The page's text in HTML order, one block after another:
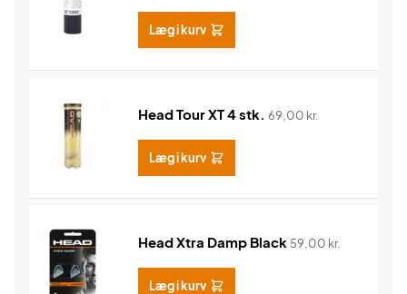
Læg i kurv
Head Tour XT 4 stk. 69,00 kr.
Læg i kurv
Head Xtra Damp Black 59,00 kr.
Læg i kurv